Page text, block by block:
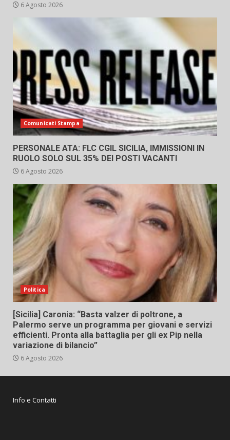
6 Agosto 2026
Comunicati Stampa
PERSONALE ATA: FLC CGIL SICILIA, IMMISSIONI IN
RUOLO SOLO SUL 35% DEI POSTI VACANTI
6 Agosto 2026
Politica
[Sicilia] Caronia: “Basta valzer di poltrone, a
Palermo serve un programma per giovani e servizi
efficienti. Pronta alla battaglia per gli ex Pip nella
variazione di bilancio”
6 Agosto 2026
Info e Contatti